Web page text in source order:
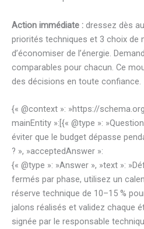
Action immédiate : dressez dès
priorités techniques et 3 choix de
d’économiser de l’énergie.
comparables pour chacun. Ce
des décisions en toute confiance.
{« @context »: »https://schema.org
mainEntity »:[{« @type »:
éviter que le budget dépasse
? », »acceptedAnswer »:
{« @type »: »Answer », »text »:
fermés par phase, utilisez un
réserve technique de 10–15 %
jalons réalisés et validez chaque
signée par le responsable